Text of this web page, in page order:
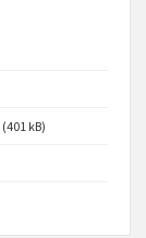
(401 kB)